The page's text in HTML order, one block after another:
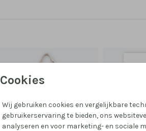
Cookies
Wij gebruiken cookies en vergelijkbare
gebruikerservaring te bieden, ons
analyseren en voor marketing- en sociale